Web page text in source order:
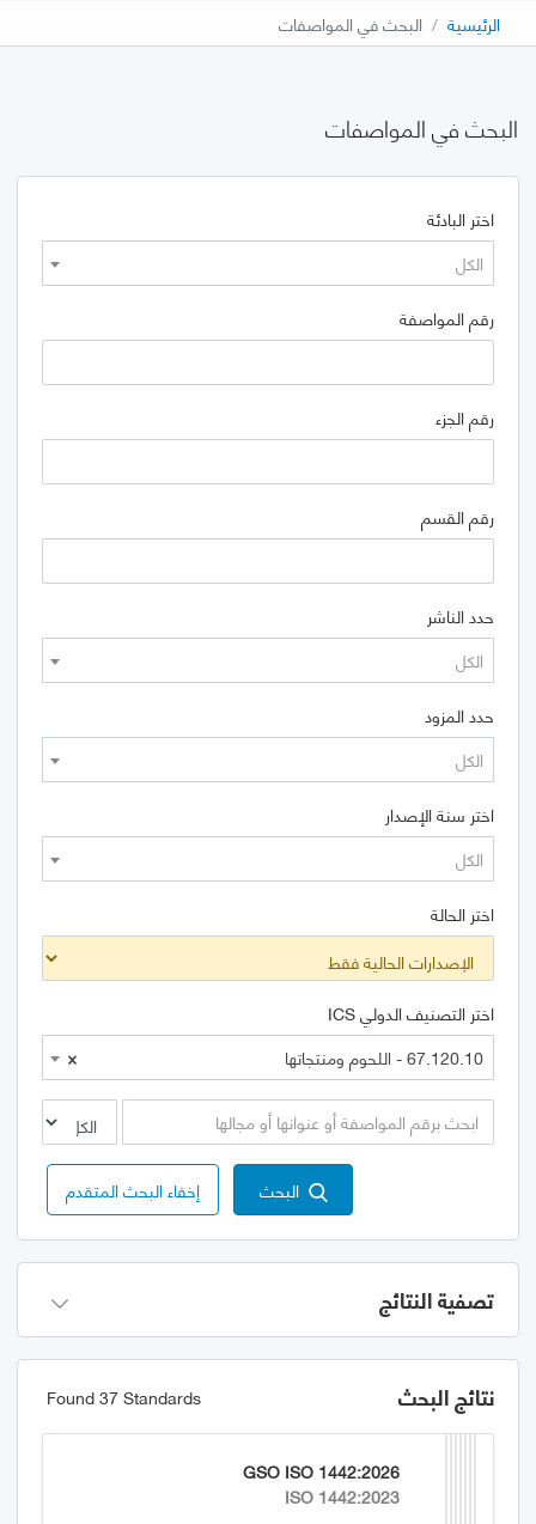
الرئيسية البحث في المواصفات
البحث في المواصفات
اختر البادئة
الكل
رقم المواصفة
رقم الجزء
رقم القسم
حدد الناشر
الكل
حدد المزود
الكل
اختر سنة الإصدار
الكل
اختر الحالة
اختر التصنيف الدولي ICS
×
67.120.10 - اللحوم ومنتجاتها
البحث إخفاء البحث المتقدم
تصفية النتائج
نتائج البحث Found 37 Standards
GSO ISO 1442:2026
ISO 1442:2023